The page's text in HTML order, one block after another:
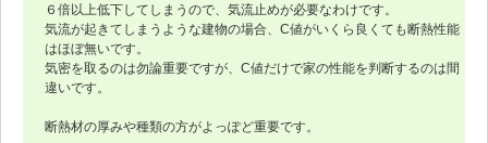
６倍以上低下してしまうので、気流止めが必要なわけです。
気流が起きてしまうような建物の場合、C値がいくら良くても断熱性能
はほぼ無いです。
気密を取るのは勿論重要ですが、C値だけで家の性能を判断するのは間
違いです。
断熱材の厚みや種類の方がよっぽど重要です。